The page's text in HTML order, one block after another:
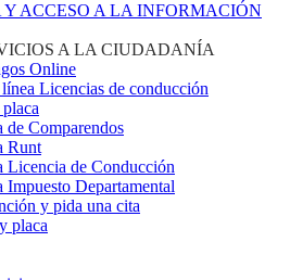
ACCESO A LA INFORMACIÓN
A LA CIUDADANÍA
Online
Licencias de conducción
de Comparendos
Runt
Licencia de Conducción
Impuesto Departamental
y pida una cita
placa